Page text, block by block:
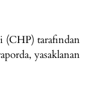
tarafından
yasaklanan